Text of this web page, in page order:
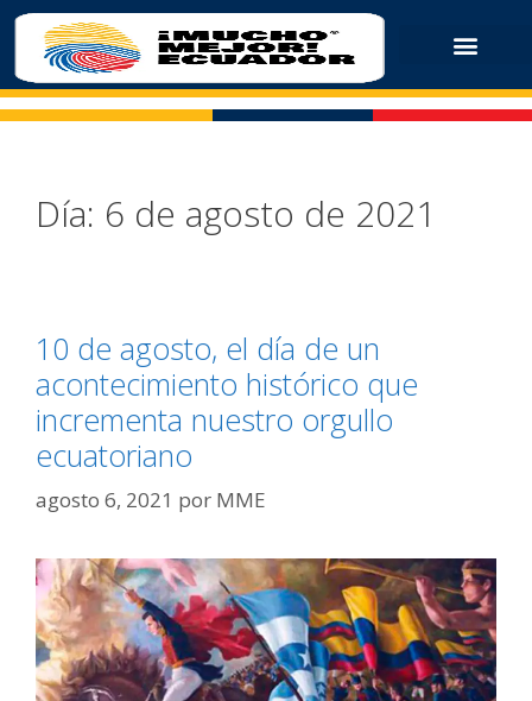
Día: 6 de agosto de 2021
10 de agosto, el día de un
acontecimiento histórico que
incrementa nuestro orgullo
ecuatoriano
agosto 6, 2021 por MME